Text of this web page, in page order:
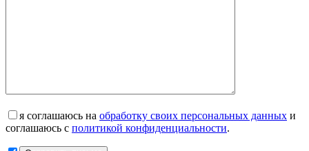
я соглашаюсь на обработку своих персональных данных и
соглашаюсь с политикой конфиденциальности.